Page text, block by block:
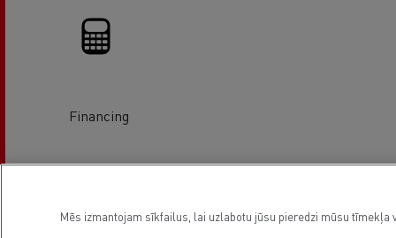
Financing
Mēs izmantojam sīkfailus, lai uzlabotu jūsu pieredzi mūsu